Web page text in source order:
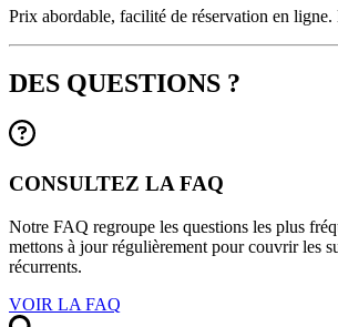
Prix abordable, facilité de réservation en
DES QUESTIONS ?
CONSULTEZ LA FAQ
Notre FAQ regroupe les questions les plus
mettons à jour régulièrement pour couvrir les
récurrents.
VOIR LA FAQ